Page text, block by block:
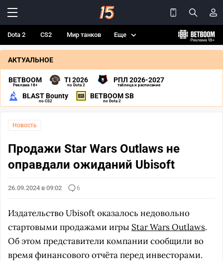
Dota 2 CS2 Мир танков Еще
АКТУАЛЬНОЕ
BETBOOM
Реклама 18+
TI 2026
по Dota 2
РПЛ 2026-2027
таблица и расписание
BLAST Bounty
по CS2
BETBOOM SB
по Dota 2
Новость
Продажи Star Wars Outlaws не
оправдали ожиданий Ubisoft
26.09.2024 в 09:02 6
Издательство Ubisoft оказалось недовольно
стартовыми продажами игры Star Wars Outlaws.
Об этом представители компании сообщили во
время финансового отчёта перед инвесторами.